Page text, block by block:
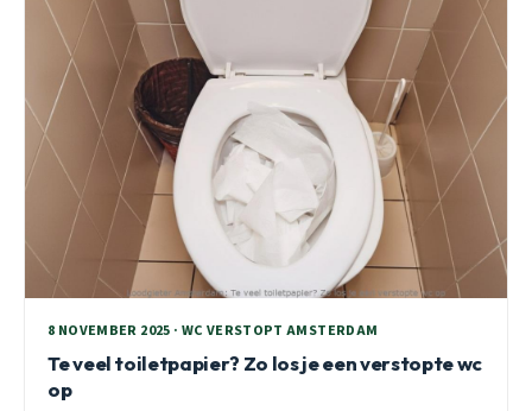
8 NOVEMBER 2025 · WC VERSTOPT AMSTERDAM
Te veel toiletpapier? Zo los je een verstopte wc
op